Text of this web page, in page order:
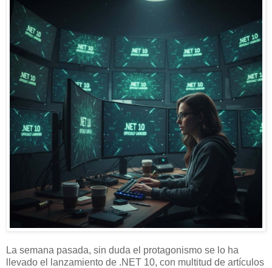
La semana pasada, sin duda el protagonismo se lo ha
llevado el lanzamiento de .NET 10, con multitud de artículos